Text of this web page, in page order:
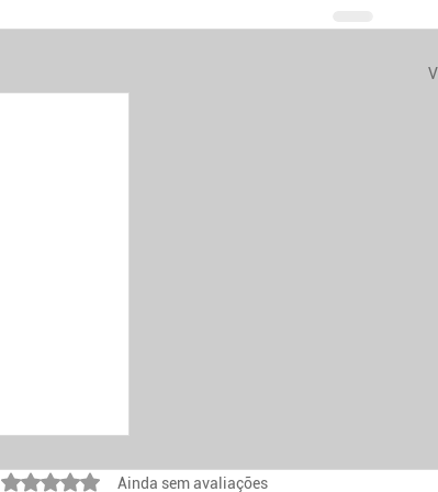
Avaliado com 0 de 5 estrelas.
Ainda sem avaliações